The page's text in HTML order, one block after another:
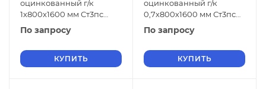
оцинкованный г/к
1х800х1600 мм Ст3пс
ГОСТ 9234-74
По запросу
КУПИТЬ
оцинкованный г/к
0,7х800х1600 мм Ст3пс
ГОСТ 9234-74
По запросу
КУПИТЬ